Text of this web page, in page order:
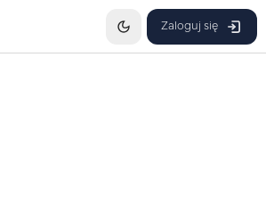
Zaloguj się